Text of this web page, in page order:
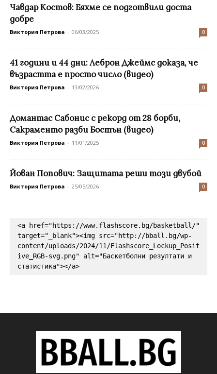
Чавдар Костов: Бяхме се подготвили доста
добре
Виктория Петрова - 06/03/2025 0
41 години и 44 дни: Леброн Джеймс доказа, че
възрастта е просто число (видео)
Виктория Петрова - 13/02/2026 0
Домантас Сабонис с рекорд от 28 борби,
Сакраменто разби Бостън (видео)
Виктория Петрова - 11/01/2025 0
Йован Попович: Защитата реши този двубой
Виктория Петрова - 25/05/2026 0
<a href="https://www.flashscore.bg/basketball/"
target="_blank"><img src="http://bball.bg/wp-
content/uploads/2024/11/Flashscore_Lockup_Posit
ive_RGB-svg.png" alt="Баскетболни резултати и
статистика"></a>